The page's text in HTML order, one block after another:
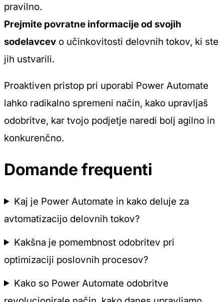
pravilno.
Prejmite povratne informacije od svojih
sodelavcev o učinkovitosti delovnih tokov, ki ste
jih ustvarili.
Proaktiven pristop pri uporabi Power Automate
lahko radikalno spremeni način, kako upravljaš
odobritve, kar tvojo podjetje naredi bolj agilno in
konkurenčno.
Domande frequenti
Kaj je Power Automate in kako deluje za
avtomatizacijo delovnih tokov?
Kakšna je pomembnost odobritev pri
optimizaciji poslovnih procesov?
Kako so Power Automate odobritve